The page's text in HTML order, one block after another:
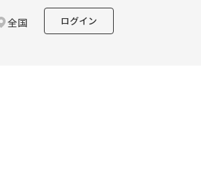
全国 ログイン